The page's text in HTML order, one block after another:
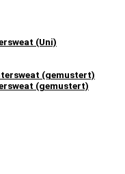
(Uni)
(gemustert)
(gemustert)